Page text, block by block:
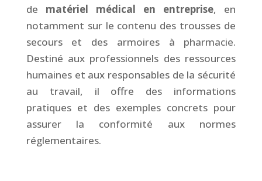
de matériel médical en entreprise, en
notamment sur le contenu des trousses de
secours et des armoires à pharmacie.
Destiné aux professionnels des ressources
humaines et aux responsables de la sécurité
au travail, il offre des informations
pratiques et des exemples concrets pour
assurer la conformité aux normes
réglementaires.